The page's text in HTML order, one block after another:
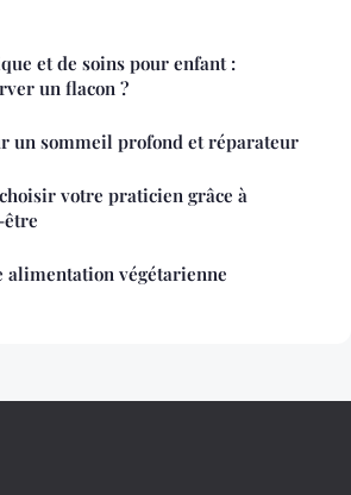
et de soins pour enfant :
un flacon ?
un sommeil profond et réparateur
votre praticien grâce à
alimentation végétarienne